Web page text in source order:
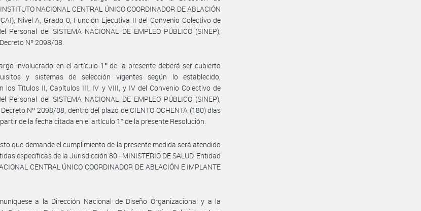
NACIONAL CENTRAL ÚNICO COORDINADOR DE ABLACIÓN
Nivel A, Grado 0, Función Ejecutiva II del Convenio Colectivo de
Personal del SISTEMA NACIONAL DE EMPLEO PÚBLICO (SINEP),
Nº 2098/08.
involucrado en el artículo 1° de la presente deberá ser cubierto
y sistemas de selección vigentes según lo establecido,
los Títulos II, Capítulos III, IV y VIII, y IV del Convenio Colectivo de
Personal del SISTEMA NACIONAL DE EMPLEO PÚBLICO (SINEP),
Nº 2098/08, dentro del plazo de CIENTO OCHENTA (180) días
de la fecha citada en el artículo 1° de la presente Resolución.
que demande el cumplimiento de la presente medida será atendido
específicas de la Jurisdicción 80 - MINISTERIO DE SALUD, Entidad
CENTRAL ÚNICO COORDINADOR DE ABLACIÓN E IMPLANTE
a la Dirección Nacional de Diseño Organizacional y a la